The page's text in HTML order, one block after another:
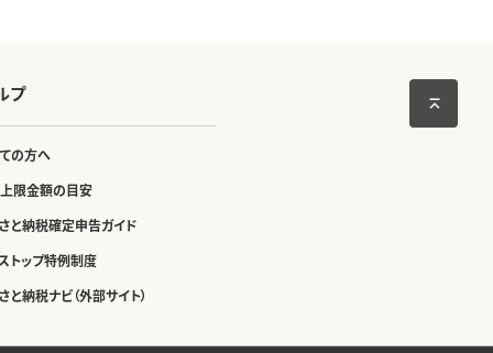
プ
の方へ
限金額の目安
と納税確定申告ガイド
トップ特例制度
と納税ナビ（外部サイト）